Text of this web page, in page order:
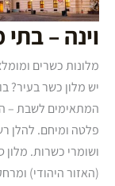
וינה –
מלונות כשרים
יש מלון כשר בעיר?
המתאימים לשבת –
פלטה ומיחם. להלן
(האזור היהודי)